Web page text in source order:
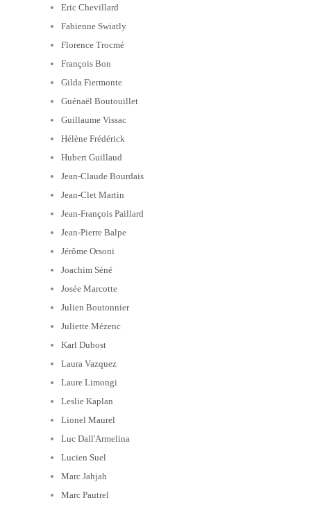
Eric Chevillard
Fabienne Swiatly
Florence Trocmé
François Bon
Gilda Fiermonte
Guénaël Boutouillet
Guillaume Vissac
Hélène Frédérick
Hubert Guillaud
Jean-Claude Bourdais
Jean-Clet Martin
Jean-François Paillard
Jean-Pierre Balpe
Jérôme Orsoni
Joachim Séné
Josée Marcotte
Julien Boutonnier
Juliette Mézenc
Karl Dubost
Laura Vazquez
Laure Limongi
Leslie Kaplan
Lionel Maurel
Luc Dall'Armelina
Lucien Suel
Marc Jahjah
Marc Pautrel